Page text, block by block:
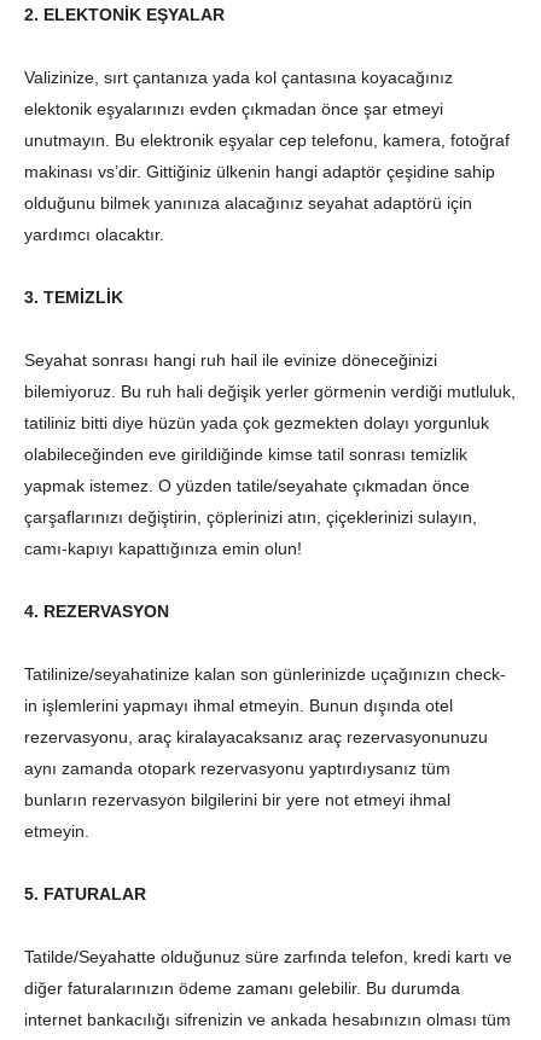
2. ELEKTONİK EŞYALAR
Valizinize, sırt çantanıza yada kol çantasına koyacağınız
elektonik eşyalarınızı evden çıkmadan önce şar etmeyi
unutmayın. Bu elektronik eşyalar cep telefonu, kamera, fotoğraf
makinası vs’dir. Gittiğiniz ülkenin hangi adaptör çeşidine sahip
olduğunu bilmek yanınıza alacağınız seyahat adaptörü için
yardımcı olacaktır.
3. TEMİZLİK
Seyahat sonrası hangi ruh hail ile evinize döneceğinizi
bilemiyoruz. Bu ruh hali değişik yerler görmenin verdiği mutluluk,
tatiliniz bitti diye hüzün yada çok gezmekten dolayı yorgunluk
olabileceğinden eve girildiğinde kimse tatil sonrası temizlik
yapmak istemez. O yüzden tatile/seyahate çıkmadan önce
çarşaflarınızı değiştirin, çöplerinizi atın, çiçeklerinizi sulayın,
camı-kapıyı kapattığınıza emin olun!
4. REZERVASYON
Tatilinize/seyahatinize kalan son günlerinizde uçağınızın check-
in işlemlerini yapmayı ihmal etmeyin. Bunun dışında otel
rezervasyonu, araç kiralayacaksanız araç rezervasyonunuzu
aynı zamanda otopark rezervasyonu yaptırdıysanız tüm
bunların rezervasyon bilgilerini bir yere not etmeyi ihmal
etmeyin.
5. FATURALAR
Tatilde/Seyahatte olduğunuz süre zarfında telefon, kredi kartı ve
diğer faturalarınızın ödeme zamanı gelebilir. Bu durumda
internet bankacılığı sifrenizin ve ankada hesabınızın olması tüm